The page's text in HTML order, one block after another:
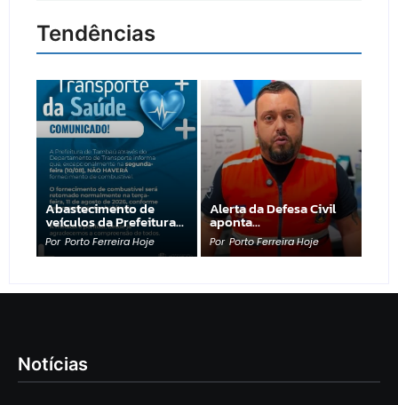
Tendências
Abastecimento de
veículos da Prefeitura…
Por Porto Ferreira Hoje
Alerta da Defesa Civil
aponta…
Por Porto Ferreira Hoje
Notícias